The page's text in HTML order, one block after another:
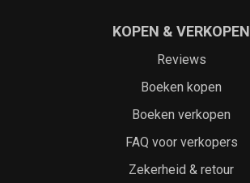
KOPEN & VERKOPEN
Reviews
Boeken kopen
Boeken verkopen
FAQ voor verkopers
Zekerheid & retour